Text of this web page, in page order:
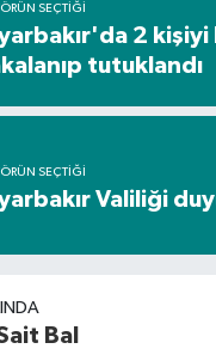
SEÇTIĞI
2 kişiyi
tutuklandı
SEÇTIĞI
Valiliği
Bal